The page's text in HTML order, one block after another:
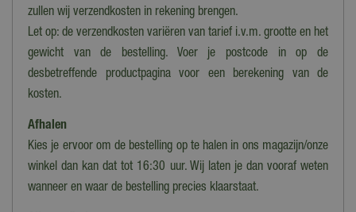
zullen wij verzendkosten in rekening brengen.
Let op: de verzendkosten variëren van tarief i.v.m. grootte en het
gewicht van de bestelling. Voer je postcode in op de
desbetreffende productpagina voor een berekening van de
kosten.
Afhalen
Kies je ervoor om de bestelling op te halen in ons magazijn/onze
winkel dan kan dat tot 16:30 uur. Wij laten je dan vooraf weten
wanneer en waar de bestelling precies klaarstaat.